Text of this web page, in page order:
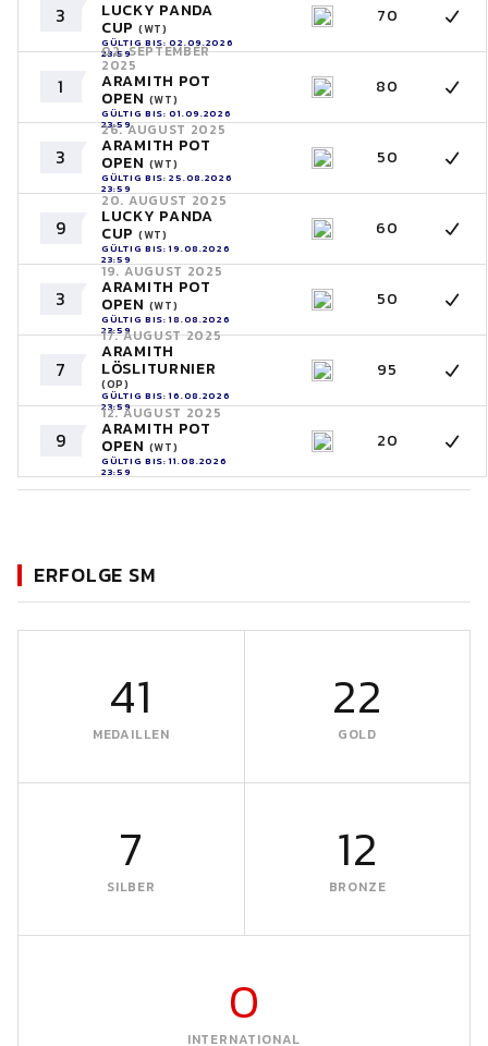
3 LUCKY PANDA
CUP (WT)
GÜLTIG BIS: 02.09.2026
23:59
70
1
02. SEPTEMBER
2025
ARAMITH POT
OPEN (WT)
GÜLTIG BIS: 01.09.2026
23:59
80
3
26. AUGUST 2025
ARAMITH POT
OPEN (WT)
GÜLTIG BIS: 25.08.2026
23:59
50
9
20. AUGUST 2025
LUCKY PANDA
CUP (WT)
GÜLTIG BIS: 19.08.2026
23:59
60
3
19. AUGUST 2025
ARAMITH POT
OPEN (WT)
GÜLTIG BIS: 18.08.2026
23:59
50
7
17. AUGUST 2025
ARAMITH
LÖSLITURNIER
(OP)
GÜLTIG BIS: 16.08.2026
23:59
95
9
12. AUGUST 2025
ARAMITH POT
OPEN (WT)
GÜLTIG BIS: 11.08.2026
23:59
20
ERFOLGE SM
41
MEDAILLEN
22
GOLD
7
SILBER
12
BRONZE
0
INTERNATIONAL